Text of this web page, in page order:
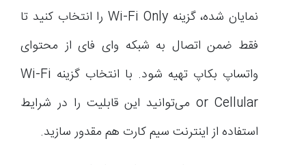
نمایان شده، گزینه Wi-Fi Only را انتخاب کنید تا
فقط ضمن اتصال به شبکه وای فای از محتوای
واتساپ بکاپ تهیه شود. با انتخاب گزینه Wi-Fi
or Cellular می‌توانید این قابلیت را در شرایط
استفاده از اینترنت سیم کارت هم مقدور سازید.